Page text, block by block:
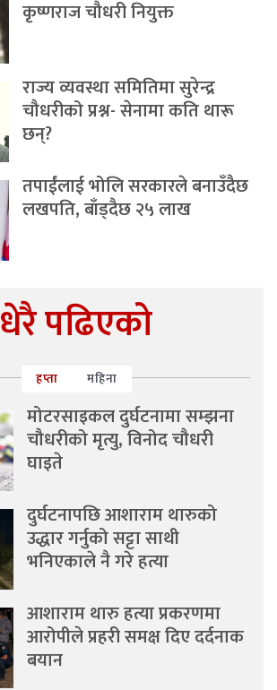
कृष्णराज चौधरी नियुक्त
राज्य व्यवस्था समितिमा सुरेन्द्र
चौधरीको प्रश्न- सेनामा कति थारू
छन्?
तपाईंलाई भोलि सरकारले बनाउँदैछ
लखपति, बाँड्दैछ २५ लाख
धेरै पढिएको
हप्ता महिना
मोटरसाइकल दुर्घटनामा सम्झना
चौधरीको मृत्यु, विनोद चौधरी
घाइते
दुर्घटनापछि आशाराम थारुको
उद्धार गर्नुको सट्टा साथी
भनिएकाले नै गरे हत्या
आशाराम थारु हत्या प्रकरणमा
आरोपीले प्रहरी समक्ष दिए दर्दनाक
बयान